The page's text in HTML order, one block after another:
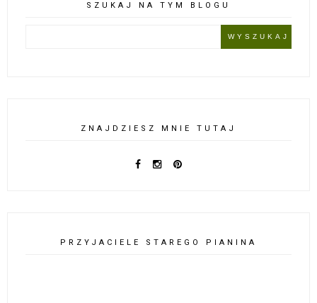
SZUKAJ NA TYM BLOGU
ZNAJDZIESZ MNIE TUTAJ
PRZYJACIELE STAREGO PIANINA